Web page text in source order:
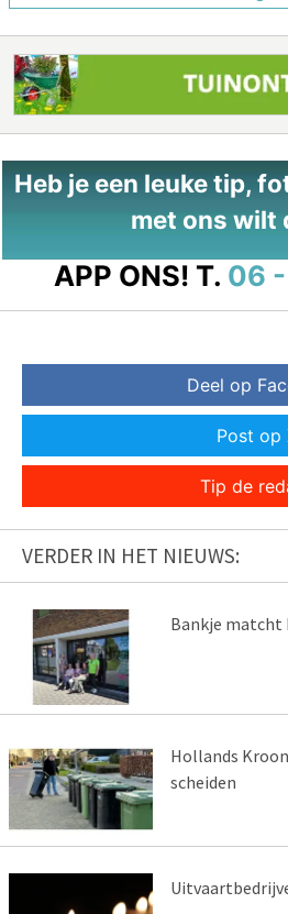
Heb je een leuke tip,
met ons wilt
APP ONS! T. 06 -
Deel op
Post op
Tip de
VERDER IN HET NIEUWS:
Bankje matcht
Hollands
scheiden